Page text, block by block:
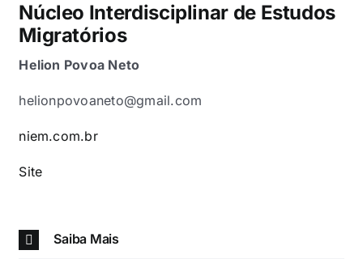
Núcleo Interdisciplinar de Estudos
Migratórios
Helion Povoa Neto
helionpovoaneto@gmail.com
niem.com.br
Site
Saiba Mais